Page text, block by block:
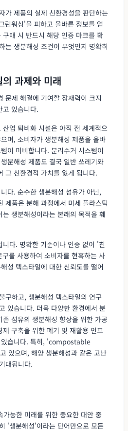
가 제품의 실제 친환경성을 판단하는
린워싱'을 피하고 올바른 정보를 얻
매 시 반드시 해당 인증 마크를 확
는 생분해성 조건이 무엇인지 명확히
과제와 미래
문제 해결에 기여할 잠재력이 크지
고 있습니다.
산업 퇴비화 시설은 아직 전 세계적으
며, 소비자가 생분해성 제품을 올바
이 미비합니다. 분리수거 시스템이
분해성 제품도 결국 일반 쓰레기와
그 친환경적 가치를 잃게 됩니다.
다. 순수한 생분해성 섬유가 아닌,
제품은 분해 과정에서 미세 플라스틱
생분해성이라는 본래의 목적을 훼
니다. 명확한 기준이나 인증 없이 '친
를 사용하여 소비자를 현혹하는 사
성 텍스타일에 대한 신뢰도를 떨어
구하고, 생분해성 텍스타일의 연구
있습니다. 더욱 다양한 환경에서 분
섬유의 생분해성 향상을 위한 가공
구축을 위한 폐기 및 재활용 인프
있습니다. 특히, 'compostable
있으며, 해양 생분해성과 같은 고난
대됩니다.
가능한 미래를 위한 중요한 대안 중
'생분해성'이라는 단어만으로 모든